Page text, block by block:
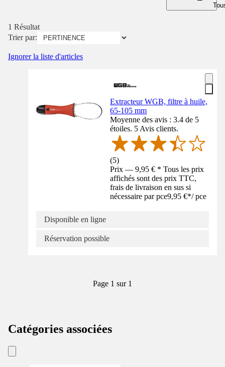
1 Résultat
Trier par:
Ignorer la liste d'articles
Extracteur WGB, filtre à huile,
65-105 mm
Moyenne des avis : 3.4 de 5
étoiles. 5 Avis clients.
(5)
Prix — 9,95 € * Tous les prix
affichés sont des prix TTC,
frais de livraison en sus si
nécessaire par pce9,95 €*/ pce
Disponible en ligne
Réservation possible
Page 1 sur 1
Catégories associées